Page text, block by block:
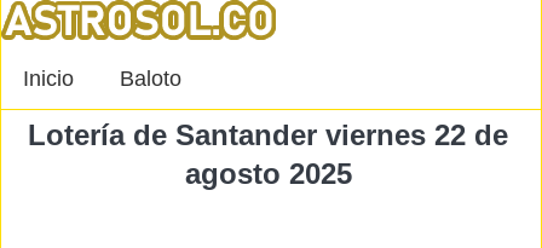
Inicio Baloto
Lotería de Santander viernes 22 de
agosto 2025